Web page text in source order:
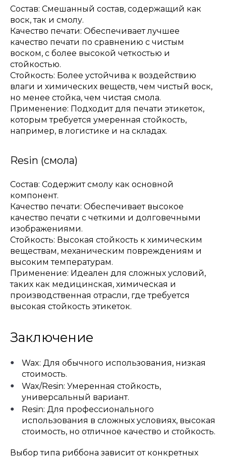
Состав: Смешанный состав, содержащий как
воск, так и смолу.
Качество печати: Обеспечивает лучшее
качество печати по сравнению с чистым
воском, с более высокой четкостью и
стойкостью.
Стойкость: Более устойчива к воздействию
влаги и химических веществ, чем чистый воск,
но менее стойка, чем чистая смола.
Применение: Подходит для печати этикеток,
которым требуется умеренная стойкость,
например, в логистике и на складах.
Resin (смола)
Состав: Содержит смолу как основной
компонент.
Качество печати: Обеспечивает высокое
качество печати с четкими и долговечными
изображениями.
Стойкость: Высокая стойкость к химическим
веществам, механическим повреждениям и
высоким температурам.
Применение: Идеален для сложных условий,
таких как медицинская, химическая и
производственная отрасли, где требуется
высокая стойкость этикеток.
Заключение
Wax: Для обычного использования, низкая
стоимость.
Wax/Resin: Умеренная стойкость,
универсальный вариант.
Resin: Для профессионального
использования в сложных условиях, высокая
стоимость, но отличное качество и стойкость.
Выбор типа риббона зависит от конкретных